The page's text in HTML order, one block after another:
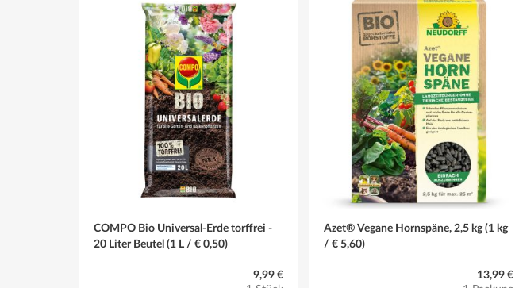
COMPO Bio Universal-Erde torffrei -
20 Liter Beutel (1 L / € 0,50)
9,99 €
Azet® Vegane Hornspäne, 2,5 kg (1 kg
/ € 5,60)
13,99 €